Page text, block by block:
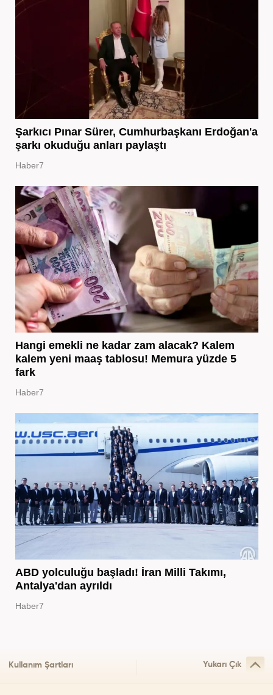
Şarkıcı Pınar Sürer, Cumhurbaşkanı Erdoğan'a
şarkı okuduğu anları paylaştı
Haber7
Hangi emekli ne kadar zam alacak? Kalem
kalem yeni maaş tablosu! Memura yüzde 5
fark
Haber7
ABD yolculuğu başladı! İran Milli Takımı,
Antalya'dan ayrıldı
Haber7
Kullanım Şartları Yukarı Çık